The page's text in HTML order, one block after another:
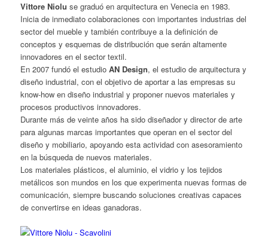
Vittore Niolu se graduó en arquitectura en Venecia en 1983.
Inicia de inmediato colaboraciones con importantes industrias del
sector del mueble y también contribuye a la definición de
conceptos y esquemas de distribución que serán altamente
innovadores en el sector textil.
En 2007 fundó el estudio AN Design, el estudio de arquitectura y
diseño industrial, con el objetivo de aportar a las empresas su
know-how en diseño industrial y proponer nuevos materiales y
procesos productivos innovadores.
Durante más de veinte años ha sido diseñador y director de arte
para algunas marcas importantes que operan en el sector del
diseño y mobiliario, apoyando esta actividad con asesoramiento
en la búsqueda de nuevos materiales.
Los materiales plásticos, el aluminio, el vidrio y los tejidos
metálicos son mundos en los que experimenta nuevas formas de
comunicación, siempre buscando soluciones creativas capaces
de convertirse en ideas ganadoras.